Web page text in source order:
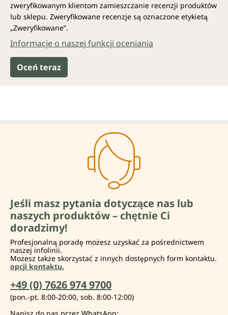
zweryfikowanym klientom zamieszczanie recenzji produktów
lub sklepu. Zweryfikowane recenzje są oznaczone etykietą
„Zweryfikowane”.
Informacje o naszej funkcji oceniania
Oceń teraz
Jeśli masz pytania dotyczące nas lub
naszych produktów – chętnie Ci
doradzimy!
Profesjonalną poradę możesz uzyskać za pośrednictwem
naszej infolinii.
Możesz także skorzystać z innych dostępnych form kontaktu.
opcji kontaktu.
+49 (0) 7626 974 9700
(pon.-pt. 8:00-20:00, sob. 8:00-12:00)